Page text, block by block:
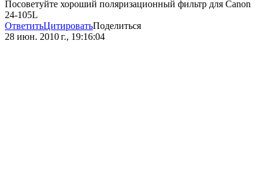
Посоветуйте хороший поляризационный фильтр для Canon
24-105L
ОтветитьЦитироватьПоделиться
28 июн. 2010 г., 19:16:04